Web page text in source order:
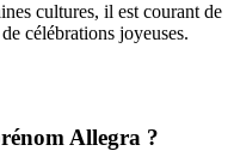
cultures, il est courant de
célébrations joyeuses.
Allegra ?